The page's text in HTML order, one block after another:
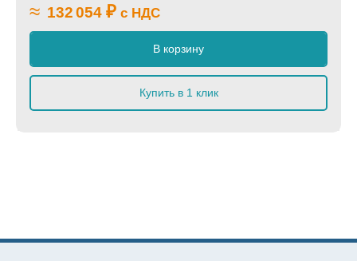
≈ 132 054 ₽ с НДС
В корзину
Купить в 1 клик